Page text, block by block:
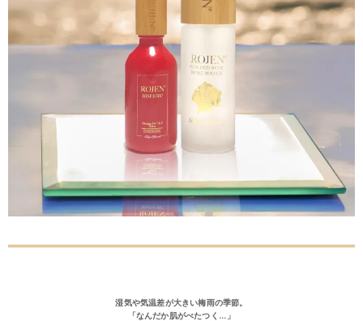
湿気や気温差が大きい梅雨の季節。
「なんだか肌がべたつく…」